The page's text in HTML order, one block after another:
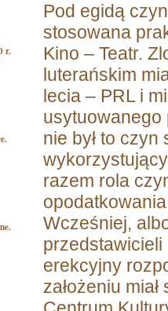
Pod egidą
stosowana
Kino – Teatr.
luterańskim
lecia – PRL i
nie był to
razem rola
Wcześniej,
erekcyjny
założeniu